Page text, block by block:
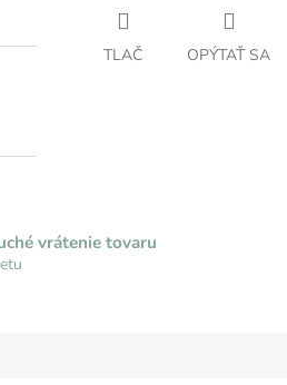
TLAČ OPÝTAŤ SA
vrátenie tovaru